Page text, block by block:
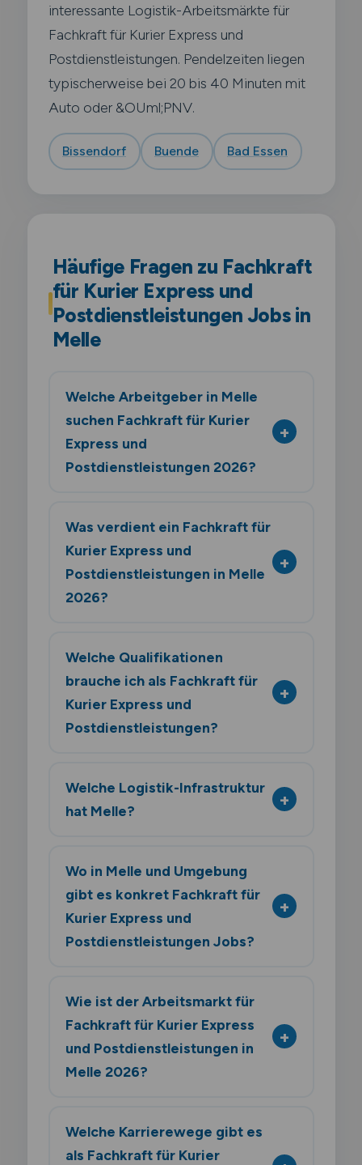
interessante Logistik-Arbeitsmärkte für
Fachkraft für Kurier Express und
Postdienstleistungen. Pendelzeiten liegen
typischerweise bei 20 bis 40 Minuten mit
Auto oder &OUml;PNV.
Bissendorf Buende Bad Essen
Häufige Fragen zu Fachkraft
für Kurier Express und
Postdienstleistungen Jobs in
Melle
Welche Arbeitgeber in Melle
suchen Fachkraft für Kurier
Express und
Postdienstleistungen 2026?
Was verdient ein Fachkraft für
Kurier Express und
Postdienstleistungen in Melle
2026?
Welche Qualifikationen
brauche ich als Fachkraft für
Kurier Express und
Postdienstleistungen?
Welche Logistik-Infrastruktur
hat Melle?
Wo in Melle und Umgebung
gibt es konkret Fachkraft für
Kurier Express und
Postdienstleistungen Jobs?
Wie ist der Arbeitsmarkt für
Fachkraft für Kurier Express
und Postdienstleistungen in
Melle 2026?
Welche Karrierewege gibt es
als Fachkraft für Kurier